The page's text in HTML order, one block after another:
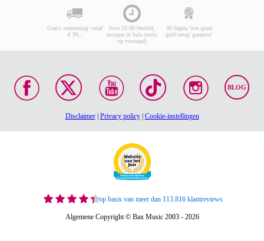
Gratis verzending vanaf
€ 99,-
Voor 23:00 besteld,
morgen in huis (mits
op voorraad)
30 dagen 'niet goed
geld terug' garantie!
BLOG
Disclaimer| Privacy policy| Cookie-instellingen
op basis van meer dan 113.816 klantreviews
Algemene Copyright © Bax Music 2003 - 2026